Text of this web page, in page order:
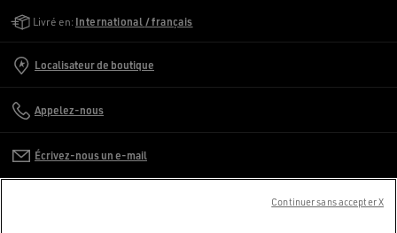
Livré en: International / français
Localisateur de boutique
Appelez-nous
Écrivez-nous un e-mail
Continuer sans accepter X